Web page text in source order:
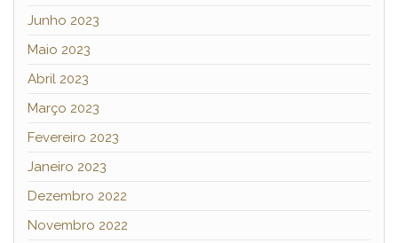
Junho 2023
Maio 2023
Abril 2023
Março 2023
Fevereiro 2023
Janeiro 2023
Dezembro 2022
Novembro 2022